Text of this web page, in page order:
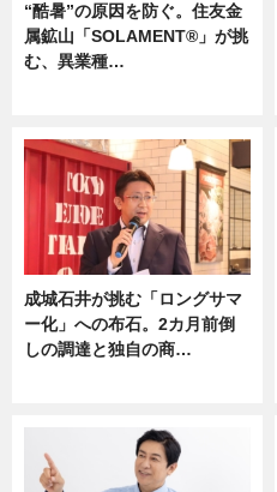
“酷暑”の原因を防ぐ。住友金
属鉱山「SOLAMENT®」が挑
む、異業種…
成城石井が挑む「ロングサマ
ー化」への布石。2カ月前倒
しの調達と独自の商…